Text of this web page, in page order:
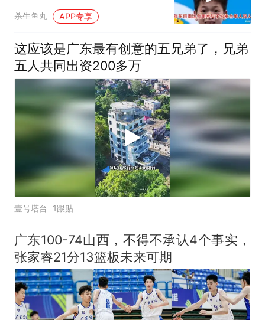
杀生鱼丸 APP专享
这应该是广东最有创意的五兄弟了，兄弟
五人共同出资200多万
壹号塔台 1跟贴
广东100-74山西，不得不承认4个事实，
张家睿21分13篮板未来可期